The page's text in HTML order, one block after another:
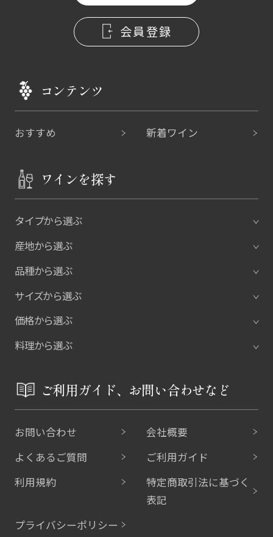
会員登録
コンテンツ
おすすめ 新着ワイン
ワインを探す
タイプから選ぶ
産地から選ぶ
品種から選ぶ
サイズから選ぶ
価格から選ぶ
料理から選ぶ
ご利用ガイド、お問い合わせなど
お問い合わせ
会社概要
よくあるご質問
ご利用ガイド
利用規約
特定商取引法に基づく
表記
プライバシーポリシー